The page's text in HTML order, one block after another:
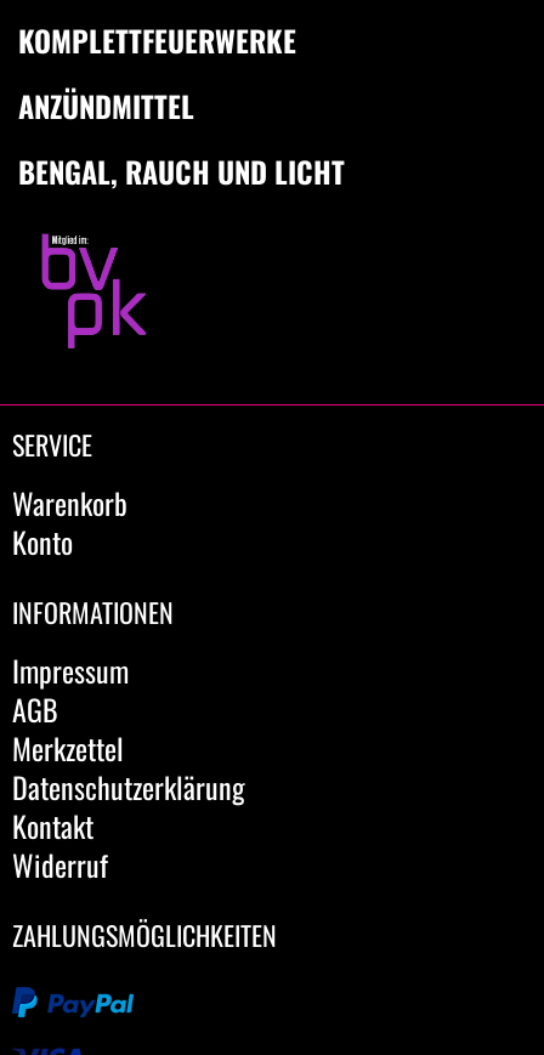
KOMPLETTFEUERWERKE
ANZÜNDMITTEL
BENGAL, RAUCH UND LICHT
SERVICE
Warenkorb
Konto
INFORMATIONEN
Impressum
AGB
Merkzettel
Datenschutzerklärung
Kontakt
Widerruf
ZAHLUNGSMÖGLICHKEITEN